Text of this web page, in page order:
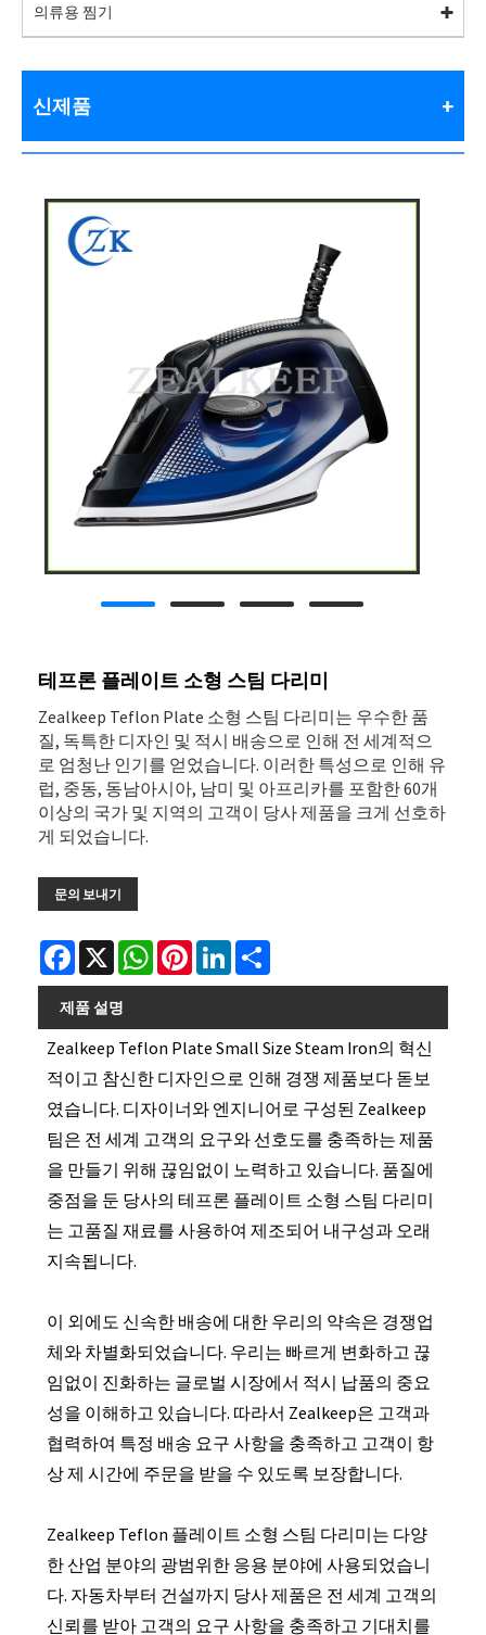
의류용 찜기
신제품
테프론 플레이트 소형 스팀 다리미
Zealkeep Teflon Plate 소형 스팀 다리미는 우수한 품
질, 독특한 디자인 및 적시 배송으로 인해 전 세계적으
로 엄청난 인기를 얻었습니다. 이러한 특성으로 인해 유
럽, 중동, 동남아시아, 남미 및 아프리카를 포함한 60개
이상의 국가 및 지역의 고객이 당사 제품을 크게 선호하
게 되었습니다.
문의 보내기
Facebook
X WhatsAppPinterestLinkedIn
제품 설명
Zealkeep Teflon Plate Small Size Steam Iron의 혁신
적이고 참신한 디자인으로 인해 경쟁 제품보다 돋보
였습니다. 디자이너와 엔지니어로 구성된 Zealkeep
팀은 전 세계 고객의 요구와 선호도를 충족하는 제품
을 만들기 위해 끊임없이 노력하고 있습니다. 품질에
중점을 둔 당사의 테프론 플레이트 소형 스팀 다리미
는 고품질 재료를 사용하여 제조되어 내구성과 오래
지속됩니다.
이 외에도 신속한 배송에 대한 우리의 약속은 경쟁업
체와 차별화되었습니다. 우리는 빠르게 변화하고 끊
임없이 진화하는 글로벌 시장에서 적시 납품의 중요
성을 이해하고 있습니다. 따라서 Zealkeep은 고객과
협력하여 특정 배송 요구 사항을 충족하고 고객이 항
상 제 시간에 주문을 받을 수 있도록 보장합니다.
Zealkeep Teflon 플레이트 소형 스팀 다리미는 다양
한 산업 분야의 광범위한 응용 분야에 사용되었습니
다. 자동차부터 건설까지 당사 제품은 전 세계 고객의
신뢰를 받아 고객의 요구 사항을 충족하고 기대치를